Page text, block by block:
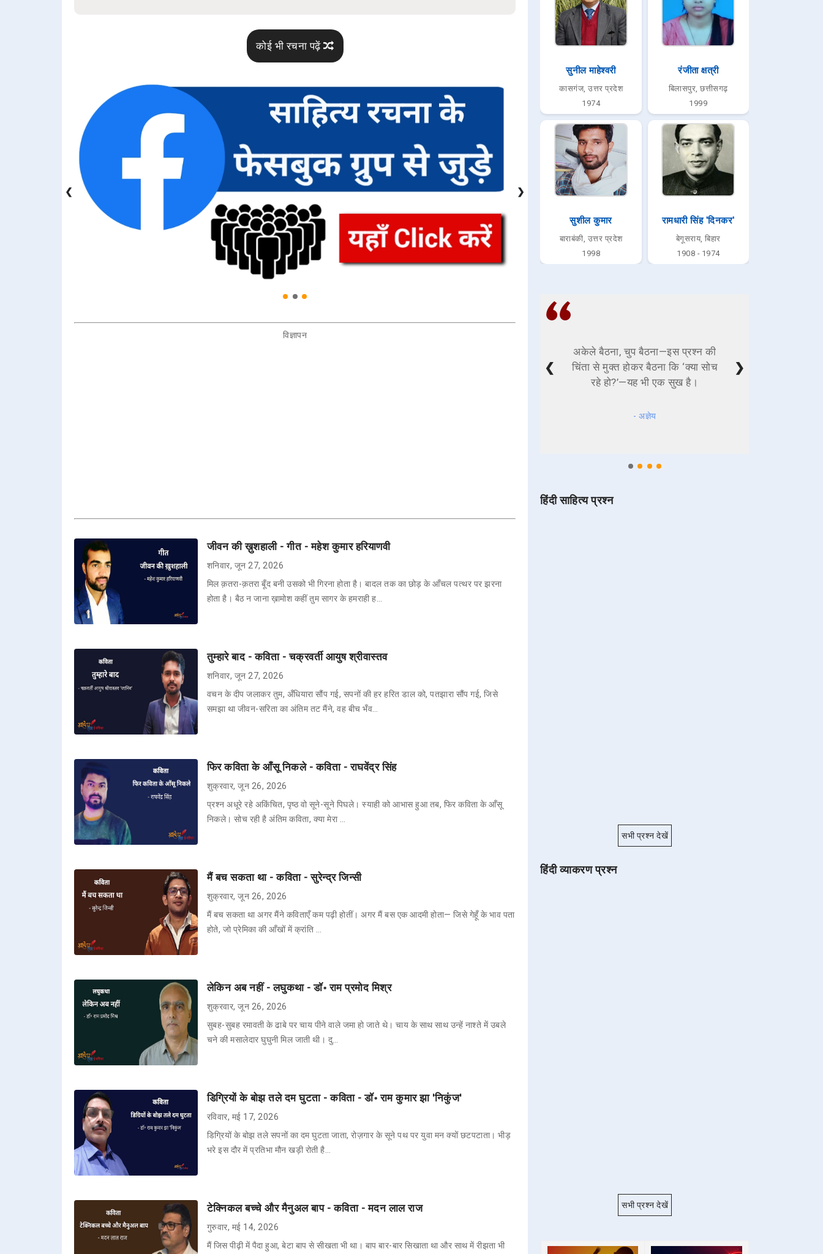
कोई भी रचना पढ़ें
❮ ❯
विज्ञापन
जीवन की ख़ुशहाली - गीत - महेश कुमार हरियाणवी
शनिवार, जून 27, 2026
मिल क़तरा-क़तरा बूँद बनी उसको भी गिरना होता है। बादल तक का छोड़ के आँचल पत्थर पर झरना
होता है। बैठ न जाना ख़ामोश कहीं तुम सागर के हमराही ह…
तुम्हारे बाद - कविता - चक्रवर्ती आयुष श्रीवास्तव
शनिवार, जून 27, 2026
वचन के दीप जलाकर तुम, अँधियारा सौंप गई, सपनों की हर हरित डाल को, पतझारा सौंप गई, जिसे
समझा था जीवन-सरिता का अंतिम तट मैंने, वह बीच भँव…
फिर कविता के आँसू निकले - कविता - राघवेंद्र सिंह
शुक्रवार, जून 26, 2026
प्रश्न अधूरे रहे अकिंचित, पृष्ठ वो सूने-सूने पिघले। स्याही को आभास हुआ तब, फिर कविता के आँसू
निकले। सोच रही है अंतिम कविता, क्या मेरा …
मैं बच सकता था - कविता - सुरेन्द्र जिन्सी
शुक्रवार, जून 26, 2026
मैं बच सकता था अगर मैंने कविताएँ कम पढ़ी होतीं। अगर मैं बस एक आदमी होता— जिसे गेहूँ के भाव पता
होते, जो प्रेमिका की आँखों में क्रांति …
लेकिन अब नहीं - लघुकथा - डॉ॰ राम प्रमोद मिश्र
शुक्रवार, जून 26, 2026
सुबह-सुबह रमावती के ढाबे पर चाय पीने वाले जमा हो जाते थे। चाय के साथ साथ उन्हें नाश्ते में उबले
चने की मसालेदार घुघुनी मिल जाती थी। दु…
डिग्रियों के बोझ तले दम घुटता - कविता - डॉ॰ राम कुमार झा 'निकुंज'
रविवार, मई 17, 2026
डिग्रियों के बोझ तले सपनों का दम घुटता जाता, रोज़गार के सूने पथ पर युवा मन क्यों छटपटाता। भीड़
भरे इस दौर में प्रतिभा मौन खड़ी रोती है…
टेक्निकल बच्चे और मैनुअल बाप - कविता - मदन लाल राज
गुरुवार, मई 14, 2026
मैं जिस पीढ़ी में पैदा हुआ, बेटा बाप से सीखता भी था। बाप बार-बार सिखाता था और साथ में रीझता भी
सुनील माहेश्वरी
कासगंज, उत्तर प्रदेश
1974
रंजीता क्षत्री
बिलासपुर, छत्तीसगढ़
1999
सुशील कुमार
बाराबंकी, उत्तर प्रदेश
1998
रामधारी सिंह 'दिनकर'
बेगूसराय, बिहार
1908 - 1974
अकेले बैठना, चुप बैठना—इस प्रश्न की
चिंता से मुक्त होकर बैठना कि ‘क्या सोच
रहे हो?’—यह भी एक सुख है।
- अज्ञेय
❮ ❯
हिंदी साहित्य प्रश्न
सभी प्रश्न देखें
हिंदी व्याकरण प्रश्न
सभी प्रश्न देखें